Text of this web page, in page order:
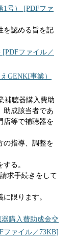
1号） [PDFファ
を認める旨を記
ファイル／
GENKI事業）
補聴器購入費助
助成該当者であ
店等で補聴器を
の指導、調整を
る。
求手続きをして
限ります。
購入費助成金交
ファイル／73KB]